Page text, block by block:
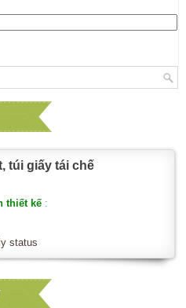
túi giấy tái chế
thiết kế :